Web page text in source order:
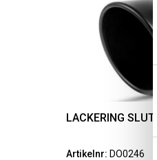
LACKERING
Artikelnr: DO0246